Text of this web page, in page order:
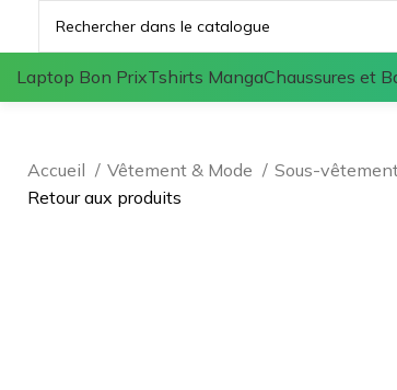
Laptop Bon PrixTshirts MangaChaussures et
Accueil Vêtement & Mode Sous-
Retour aux produits